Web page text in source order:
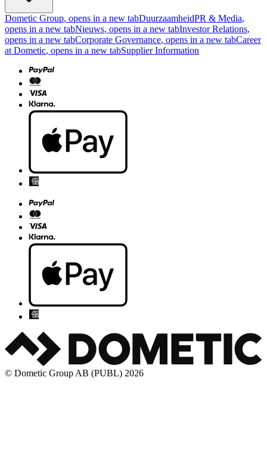
Dometic Group, opens in a new tabDuurzaamheidPR & Media,
opens in a new tabNieuws, opens in a new tabInvestor Relations,
opens in a new tabCorporate Governance, opens in a new tabCareer
at Dometic, opens in a new tabSupplier Information
© Dometic Group AB (PUBL) 2026